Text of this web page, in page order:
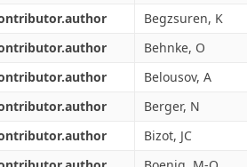
Begzsuren, K
Behnke, O
Belousov, A
Berger, N
Bizot, JC